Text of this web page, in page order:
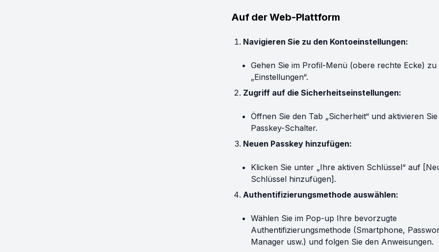
Auf der Web-Plattform
Navigieren Sie zu den Kontoeinstellungen:
Gehen Sie im Profil-Menü (obere rechte Ecke) zu
„Einstellungen“.
Zugriff auf die Sicherheitseinstellungen:
Öffnen Sie den Tab „Sicherheit“ und aktivieren
Passkey-Schalter.
Neuen Passkey hinzufügen:
Klicken Sie unter „Ihre aktiven Schlüssel“ auf
Schlüssel hinzufügen].
Authentifizierungsmethode auswählen:
Wählen Sie im Pop-up Ihre bevorzugte
Authentifizierungsmethode (Smartphone,
Manager usw.) und folgen Sie den Anweisungen.